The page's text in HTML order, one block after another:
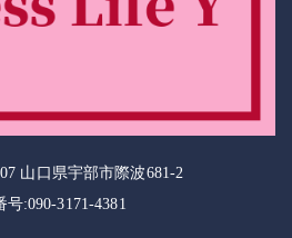
山口県宇部市際波681-2
号:090-3171-4381